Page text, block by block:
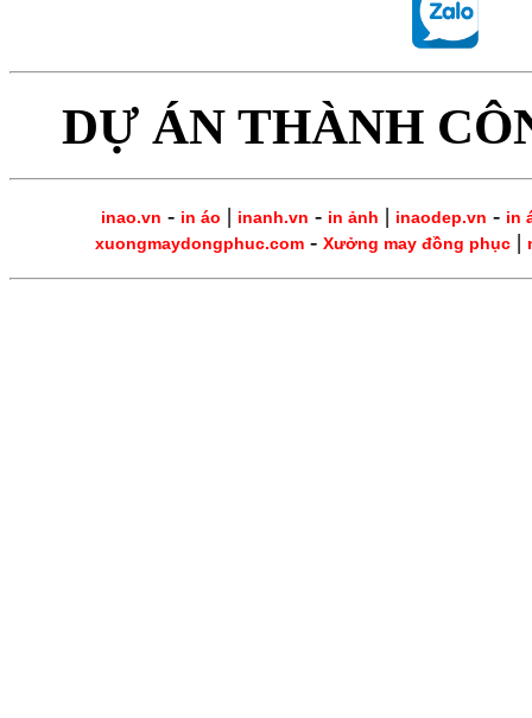
DỰ ÁN THÀNH
inao.vn - in áo | inanh.vn - in ảnh | inaodep.vn - in
xuongmaydongphuc.com- Xưởng may đồng phục|